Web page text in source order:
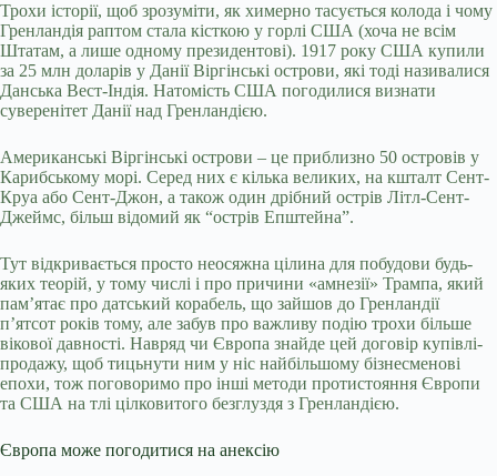
Трохи історії, щоб зрозуміти, як химерно тасується колода і чому
Гренландія раптом стала кісткою у горлі США (хоча не всім
Штатам, а лише одному президентові). 1917 року США купили
за 25 млн доларів у Данії Віргінські острови, які тоді називалися
Данська Вест-Індія. Натомість США погодилися визнати
суверенітет Данії над Гренландією.
Американські Віргінські острови – це приблизно 50 островів у
Карибському морі. Серед них є кілька великих, на кшталт Сент-
Круа або Сент-Джон, а також один дрібний острів Літл-Сент-
Джеймс, більш відомий як “острів Епштейна”.
Тут відкривається просто неосяжна цілина для побудови будь-
яких теорій, у тому числі і про причини «амнезії» Трампа, який
пам’ятає про датський корабель, що зайшов до Гренландії
п’ятсот років тому, але забув про важливу подію трохи більше
вікової давності. Навряд чи Європа знайде цей договір купівлі-
продажу, щоб тицьнути ним у ніс найбільшому бізнесменові
епохи, тож поговоримо про інші методи протистояння Європи
та США на тлі цілковитого безглуздя з Гренландією.
Європа може погодитися на анексію